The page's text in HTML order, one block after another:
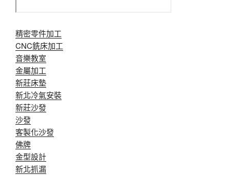
精密零件加工
CNC銑床加工
音樂教室
金屬加工
新莊床墊
新北冷氣安裝
新莊沙發
沙發
客製化沙發
佛牌
金型設計
新北抓漏